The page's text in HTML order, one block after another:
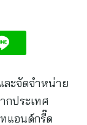
ละจัดจำหน่าย
กประเทศ
แอนด์กรี๊ด